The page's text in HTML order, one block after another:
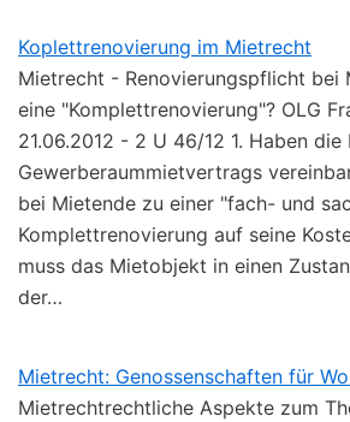
Koplettrenovierung im Mietrecht
Mietrecht - Renovierungspflicht bei
eine "Komplettrenovierung"? OLG
21.06.2012 - 2 U 46/12 1. Haben die
Gewerberaummietvertrags
bei Mietende zu einer "fach- und
Komplettrenovierung auf seine
muss das Mietobjekt in einen
der…
Mietrecht: Genossenschaften für
Mietrechtrechtliche Aspekte zum